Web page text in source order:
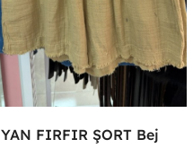
YAN FIRFIR ŞORT Bej